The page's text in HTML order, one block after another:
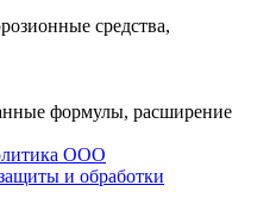
средства,
формулы, расширение
ООО
и обработки